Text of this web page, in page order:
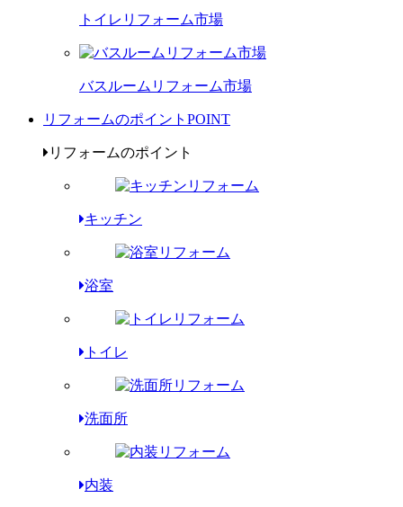
トイレリフォーム市場
バスルームリフォーム市場
リフォームのポイント POINT
リフォームのポイント
キッチン
浴室
トイレ
洗面所
内装